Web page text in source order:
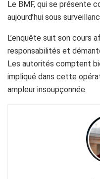
Le BMF, qui se présente
aujourd’hui sous
L’enquête suit son cours
responsabilités et
Les autorités comptent
impliqué dans cette
ampleur insoupçonnée.